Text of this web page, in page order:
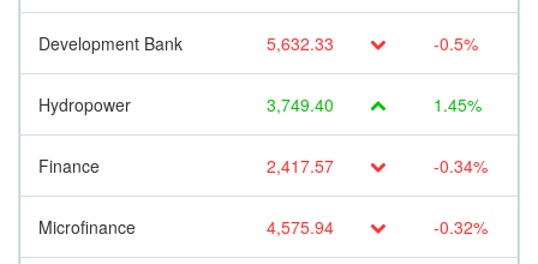
Development Bank 5,632.33 -0.5%
Hydropower 3,749.40 1.45%
Finance 2,417.57 -0.34%
Microfinance 4,575.94 -0.32%